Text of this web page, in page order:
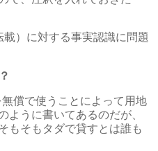
載）に対する事実認識に問題
償で使うことによって用地
ように書いてあるのだが、
もそも タダで貸すとは誰も